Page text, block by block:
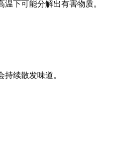
下可能分解出有害物质。
续散发味道。